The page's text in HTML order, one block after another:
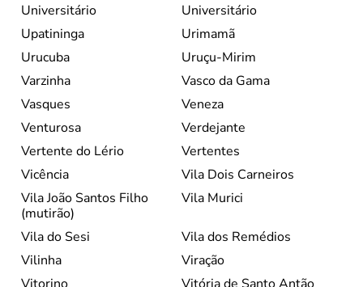
Universitário
Universitário
Upatininga
Urimamã
Urucuba
Uruçu-Mirim
Varzinha
Vasco da Gama
Vasques
Veneza
Venturosa
Verdejante
Vertente do Lério
Vertentes
Vicência
Vila Dois Carneiros
Vila João Santos Filho
(mutirão)
Vila Murici
Vila do Sesi
Vila dos Remédios
Vilinha
Viração